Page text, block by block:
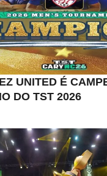
UNITED É
DO TST 2026